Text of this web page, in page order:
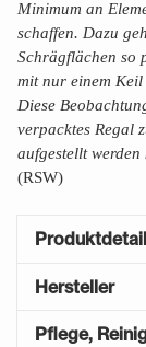
Minimum an
schaffen. Dazu
Schrägflächen so
mit nur einem
Diese
verpacktes Regal
aufgestellt werden
(RSW)
Hersteller
Pflege,